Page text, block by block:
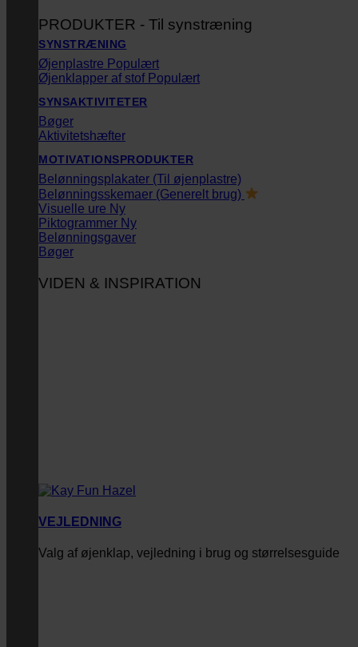
PRODUKTER - Til synstræning
SYNSTRÆNING
Øjenplastre
Øjenklapper af stof
SYNSAKTIVITETER
Bøger
Aktivitetshæfter
MOTIVATIONSPRODUKTER
Belønningsplakater (Til øjenplastre)
Belønningsskemaer (Generelt brug)
Visuelle ure
Piktogrammer
Belønningsgaver
Bøger
VIDEN & INSPIRATION
VEJLEDNING
Valg af øjenklap, vejledning i brug og størrelsesguide